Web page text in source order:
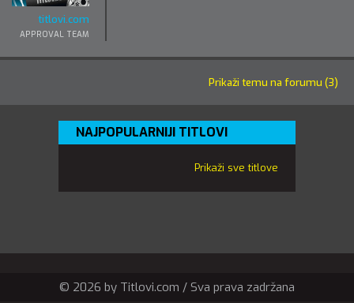
titlovi.com
APPROVAL TEAM
Prikaži temu na forumu (3)
NAJPOPULARNIJI TITLOVI
Prikaži sve titlove
© 2026 by Titlovi.com / Sva prava zadržana